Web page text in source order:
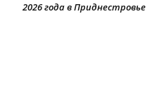
2026 года в Приднестровье